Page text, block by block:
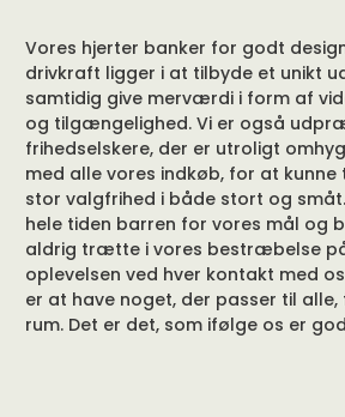
Vores hjerter banker for godt
drivkraft ligger i at tilbyde et unikt
samtidig give merværdi i form af
og tilgængelighed. Vi er også
frihedselskere, der er utroligt
med alle vores indkøb, for at kunne
stor valgfrihed i både stort og
hele tiden barren for vores mål og
aldrig trætte i vores bestræbelse
oplevelsen ved hver kontakt med
er at have noget, der passer til
rum. Det er det, som ifølge os er